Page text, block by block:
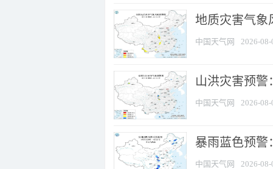
地质灾害气象
中国天气网 2026-08-
山洪灾害预警
中国天气网 2026-08-
暴雨蓝色预警
中国天气网 2026-08-